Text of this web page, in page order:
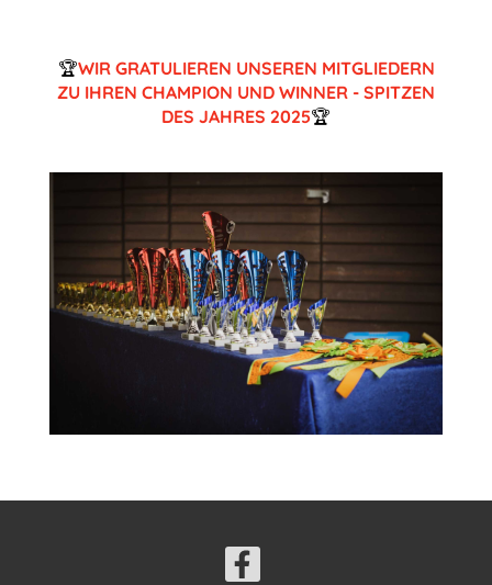
🏆WIR GRATULIEREN UNSEREN MITGLIEDERN
ZU IHREN CHAMPION UND WINNER - SPITZEN
DES JAHRES 2025🏆